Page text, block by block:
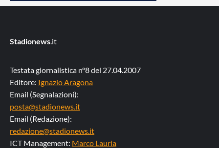
Stadionews.it
Testata giornalistica n°8 del 27.04.2007
Editore: Ignazio Aragona
Email (Segnalazioni):
posta@stadionews.it
Email (Redazione):
redazione@stadionews.it
ICT Management: Marco Lauria